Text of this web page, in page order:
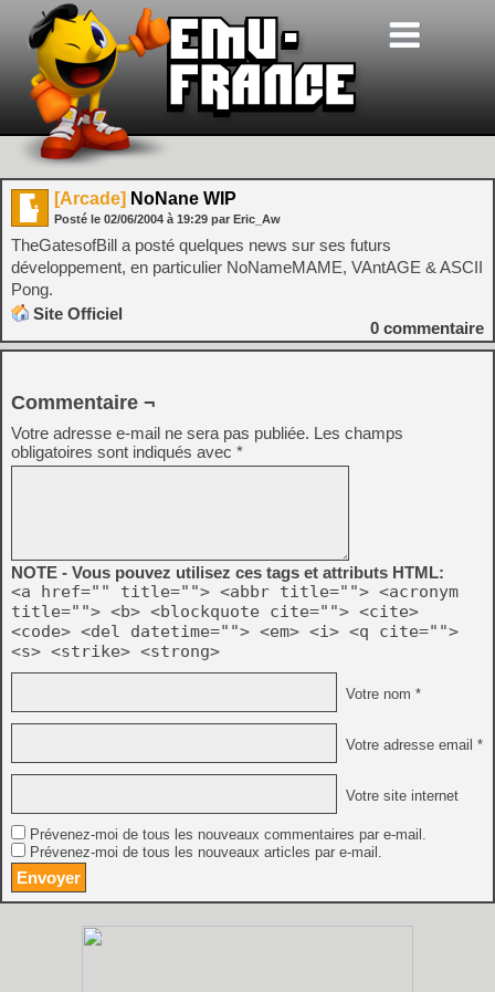
[Arcade] NoNane WIP
Posté le 02/06/2004 à 19:29 par Eric_Aw
TheGatesofBill a posté quelques news sur ses futurs
développement, en particulier NoNameMAME, VAntAGE & ASCII
Pong.
Site Officiel
0 commentaire
Commentaire ¬
Votre adresse e-mail ne sera pas publiée. Les champs
obligatoires sont indiqués avec *
NOTE - Vous pouvez utilisez ces tags et attributs HTML:
<a href="" title=""> <abbr title=""> <acronym
title=""> <b> <blockquote cite=""> <cite>
<code> <del datetime=""> <em> <i> <q cite="">
<s> <strike> <strong>
Votre nom *
Votre adresse email *
Votre site internet
Prévenez-moi de tous les nouveaux commentaires par e-mail.
Prévenez-moi de tous les nouveaux articles par e-mail.